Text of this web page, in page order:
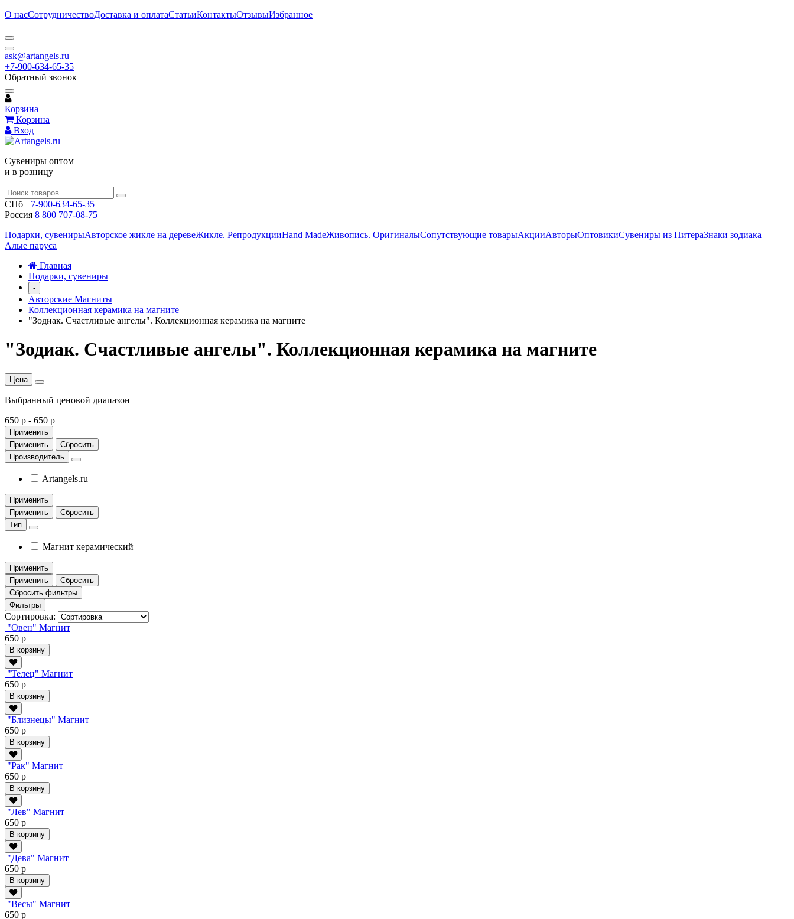
О насСотрудничествоДоставка и оплатаСтатьиКонтактыОтзывыИзбранное
ask@artangels.ru
+7-900-634-65-35
Обратный звонок
Корзина
Корзина
Вход
Сувениры оптом
и в розницу
СПб +7-900-634-65-35
Россия 8 800 707-08-75
Подарки, сувенирыАвторское жикле на деревеЖикле. РепродукцииHand MadeЖивопись. ОригиналыСопутствующие товарыАкцииАвторыОптовикиСувениры из ПитераЗнаки зодиака
Алые паруса
Главная
Подарки, сувениры
-
Авторские Магниты
Коллекционная керамика на магните
"Зодиак. Счастливые ангелы". Коллекционная керамика на магните
"Зодиак. Счастливые ангелы". Коллекционная керамика на магните
Цена
Выбранный ценовой диапазон
650 р - 650 р
Применить
Применить
Сбросить
Производитель
Artangels.ru
Применить
Применить
Сбросить
Тип
Магнит керамический
Применить
Применить
Сбросить
Сбросить фильтры
Фильтры
Сортировка:
"Овен" Магнит
650 р
В корзину
"Телец" Магнит
650 р
В корзину
"Близнецы" Магнит
650 р
В корзину
"Рак" Магнит
650 р
В корзину
"Лев" Магнит
650 р
В корзину
"Дева" Магнит
650 р
В корзину
"Весы" Магнит
650 р